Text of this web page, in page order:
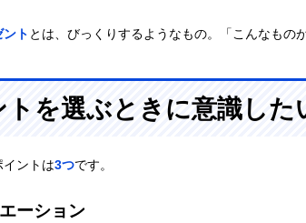
ト とは、びっくりするようなもの。「こんなもの
トを選ぶときに意識した
イントは3つです。
ーション